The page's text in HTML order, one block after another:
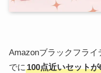
Amazonブラックフラ
でに100点近いセット